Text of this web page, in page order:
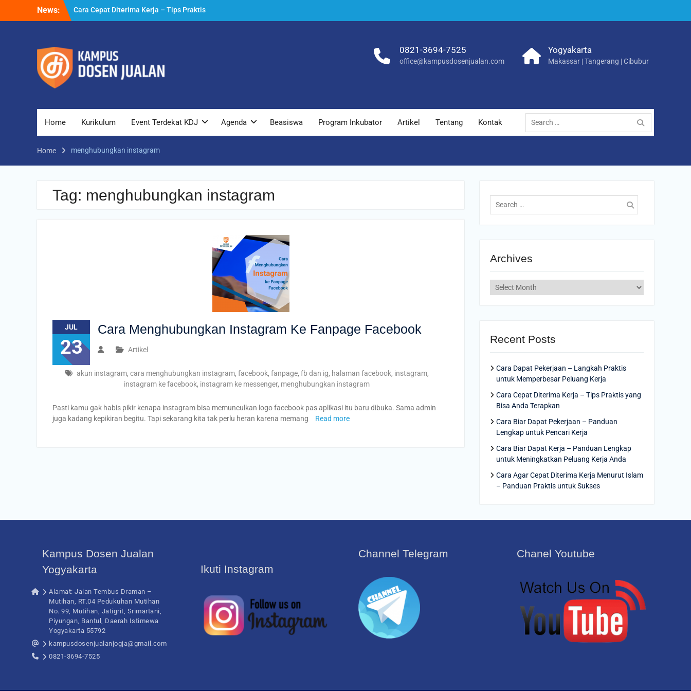
News:
Cara Cepat Diterima Kerja – Tips Praktis
yang Bisa Anda Terapkan
Cara Dapat Pekerjaan – Langkah Praktis
untuk Memperbesar Peluang Kerja
0821-3694-7525
office@kampusdosenjualan.com
Yogyakarta
Makassar | Tangerang | Cibubur
Home Kurikulum Event Terdekat KDJ Agenda Beasiswa Program Inkubator Artikel Tentang Kontak
Search
for:
Home menghubungkan instagram
Tag: menghubungkan instagram
JUL
23
Cara Menghubungkan Instagram Ke Fanpage Facebook
Artikel
akun instagram, cara menghubungkan instagram, facebook, fanpage, fb dan ig, halaman facebook, instagram,
instagram ke facebook, instagram ke messenger, menghubungkan instagram
Pasti kamu gak habis pikir kenapa instagram bisa memunculkan logo facebook pas aplikasi itu baru dibuka. Sama admin
juga kadang kepikiran begitu. Tapi sekarang kita tak perlu heran karena memang
Read more
Search
for:
Archives
Archives
Recent Posts
Cara Dapat Pekerjaan – Langkah Praktis
untuk Memperbesar Peluang Kerja
Cara Cepat Diterima Kerja – Tips Praktis yang
Bisa Anda Terapkan
Cara Biar Dapat Pekerjaan – Panduan
Lengkap untuk Pencari Kerja
Cara Biar Dapat Kerja – Panduan Lengkap
untuk Meningkatkan Peluang Kerja Anda
Cara Agar Cepat Diterima Kerja Menurut Islam
– Panduan Praktis untuk Sukses
Kampus Dosen Jualan
Yogyakarta
Alamat: Jalan Tembus Draman –
Mutihan, RT.04 Pedukuhan Mutihan
No. 99, Mutihan, Jatigrit, Srimartani,
Piyungan, Bantul, Daerah Istimewa
Yogyakarta 55792
kampusdosenjualanjogja@gmail.com
0821-3694-7525
Ikuti Instagram
Channel Telegram Chanel Youtube